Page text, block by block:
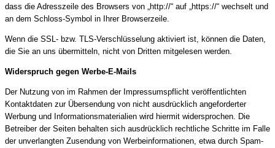
dass die Adresszeile des Browsers von „http://“ auf „https://“ wechselt und
an dem Schloss-Symbol in Ihrer Browserzeile.
Wenn die SSL- bzw. TLS-Verschlüsselung aktiviert ist, können die Daten,
die Sie an uns übermitteln, nicht von Dritten mitgelesen werden.
Widerspruch gegen Werbe-E-Mails
Der Nutzung von im Rahmen der Impressumspflicht veröffentlichten
Kontaktdaten zur Übersendung von nicht ausdrücklich angeforderter
Werbung und Informationsmaterialien wird hiermit widersprochen. Die
Betreiber der Seiten behalten sich ausdrücklich rechtliche Schritte im Falle
der unverlangten Zusendung von Werbeinformationen, etwa durch Spam-